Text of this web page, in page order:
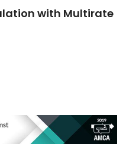
with Multirate